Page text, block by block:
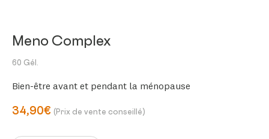
Meno Complex
60 Gél.
Bien-être avant et pendant la ménopause
34,90€ (Prix de vente conseillé)